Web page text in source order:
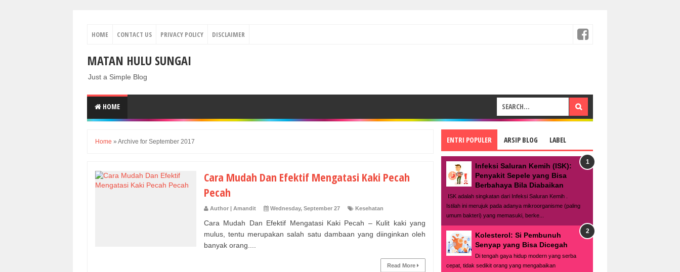
HOME CONTACT US PRIVACY POLICY DISCLAIMER
MATAN HULU SUNGAI
Just a Simple Blog
HOME
Home » Archive for September 2017
Cara Mudah Dan Efektif Mengatasi Kaki Pecah
Pecah
Author | Amandit Wednesday, September 27 Kesehatan
Cara Mudah Dan Efektif Mengatasi Kaki Pecah – Kulit kaki yang
mulus, tentu merupakan salah satu dambaan yang diinginkan oleh
banyak orang....
Read More
ENTRI POPULER ARSIP BLOG LABEL
Infeksi Saluran Kemih (ISK):
Penyakit Sepele yang Bisa
Berbahaya Bila Diabaikan
ISK adalah singkatan dari Infeksi Saluran Kemih .
Istilah ini merujuk pada adanya mikroorganisme (paling
umum bakteri) yang memasuki, berke...
Kolesterol: Si Pembunuh
Senyap yang Bisa Dicegah
Di tengah gaya hidup modern yang serba
cepat, tidak sedikit orang yang mengabaikan